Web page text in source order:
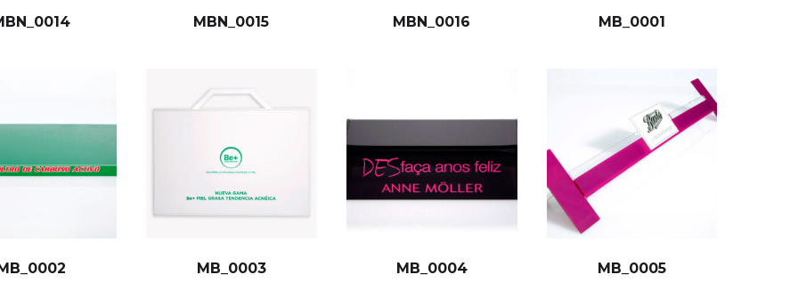
MBN_0015 MBN_0016 MB_0001
MB_0003 MB_0004 MB_0005